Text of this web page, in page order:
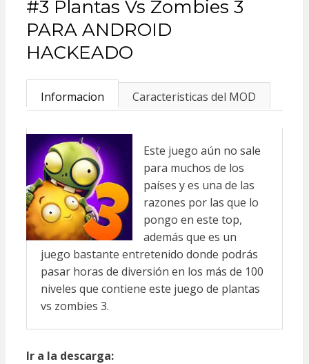
#3 Plantas Vs Zombies 3
PARA ANDROID
HACKEADO
Informacion Caracteristicas del MOD
Este juego aún no sale
para muchos de los
países y es una de las
razones por las que lo
pongo en este top,
además que es un
juego bastante entretenido donde podrás
pasar horas de diversión en los más de 100
niveles que contiene este juego de plantas
vs zombies 3.
Ir a la descarga: